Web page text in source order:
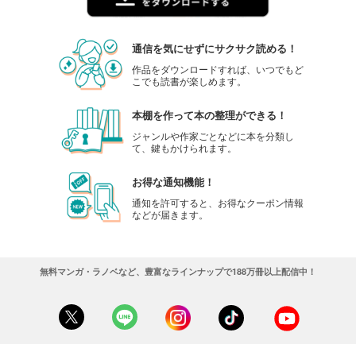
通信を気にせずにサクサク読める！
作品をダウンロードすれば、いつでもど
こでも読書が楽しめます。
本棚を作って本の整理ができる！
ジャンルや作家ごとなどに本を分類し
て、鍵もかけられます。
お得な通知機能！
通知を許可すると、お得なクーポン情報
などが届きます。
無料マンガ・ラノベなど、豊富なラインナップで188万冊以上配信中！